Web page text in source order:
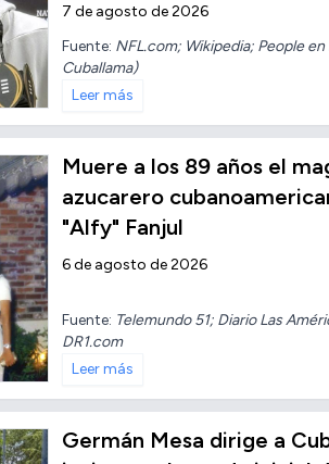
7 de agosto de 2026
Fuente: NFL.com; Wikipedia; People en
Cuballama)
Leer más
Muere a los 89 años el
azucarero
"Alfy" Fanjul
6 de agosto de 2026
Fuente: Telemundo 51; Diario Las
DR1.com
Leer más
Germán Mesa dirige a